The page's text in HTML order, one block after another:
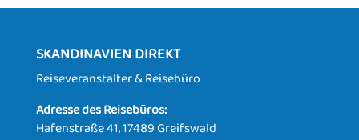
SKANDINAVIEN DIREKT
Reiseveranstalter & Reisebüro
Adresse des Reisebüros:
Hafenstraße 41, 17489 Greifswald